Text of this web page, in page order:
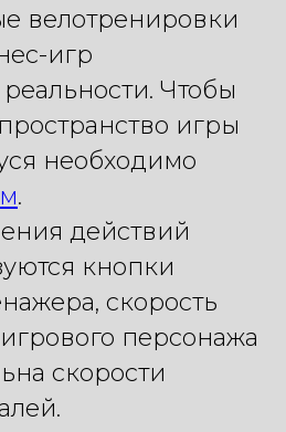
велотренировки
игр
Чтобы
игры
необходимо
.
действий
кнопки
скорость
персонажа
скорости